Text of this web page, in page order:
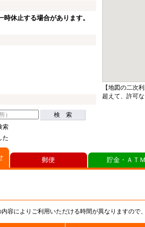
休止する場合があります。
検 索
索
た
【地図の二次
超えて、許可
容によりご利用いただける時間が異なりますので
郵便 貯金・ＡＴ